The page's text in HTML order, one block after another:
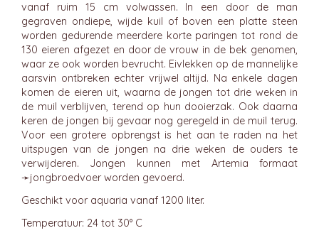
vanaf ruim 15 cm volwassen. In een door de man
gegraven ondiepe, wijde kuil of boven een platte steen
worden gedurende meerdere korte paringen tot rond de
130 eieren afgezet en door de vrouw in de bek genomen,
waar ze ook worden bevrucht. Eivlekken op de mannelijke
aarsvin ontbreken echter vrijwel altijd. Na enkele dagen
komen de eieren uit, waarna de jongen tot drie weken in
de muil verblijven, terend op hun dooierzak. Ook daarna
keren de jongen bij gevaar nog geregeld in de muil terug.
Voor een grotere opbrengst is het aan te raden na het
uitspugen van de jongen na drie weken de ouders te
verwijderen. Jongen kunnen met Artemia formaat
➛jongbroedvoerworden gevoerd.
Geschikt voor aquaria vanaf 1200 liter.
Temperatuur: 24 tot 30° C